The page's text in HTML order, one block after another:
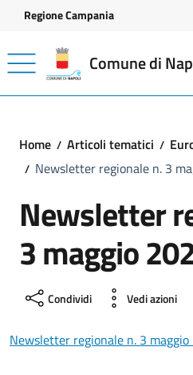
Vai ai contenuti
Vai al footer
Regione Campania
Comune di
Home Articoli tematici
Newsletter regionale n. 3
Newsletter
3 maggio
Condividi Vedi azioni
Newsletter regionale n. 3